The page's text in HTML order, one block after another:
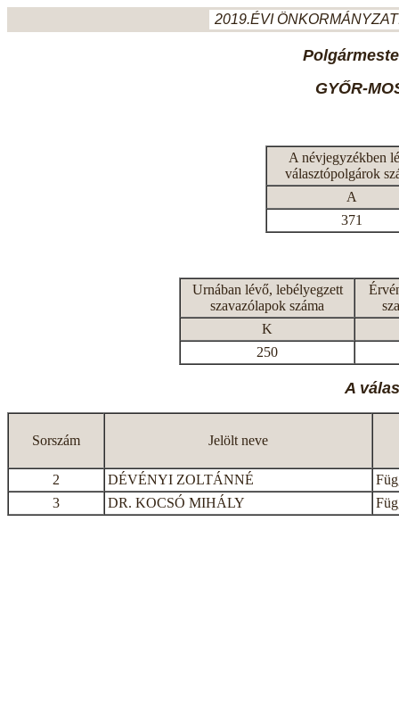
2019.ÉVI
GYŐR-
A névjegyzékben
választópolgárok
A
371
Urnában lévő, lebélyegzett
szavazólapok száma
K
250
A
Sorszám Jelölt neve
2 DÉVÉNYI ZOLTÁNNÉ
3
DR. KOCSÓ MIHÁLY